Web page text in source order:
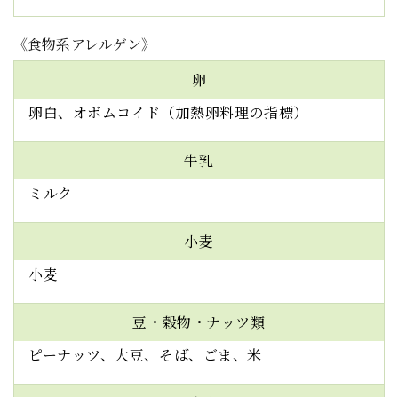
《食物系アレルゲン》
卵
卵白、オボムコイド（加熱卵料理の指標）
牛乳
ミルク
小麦
小麦
豆・穀物・ナッツ類
ピーナッツ、大豆、そば、ごま、米